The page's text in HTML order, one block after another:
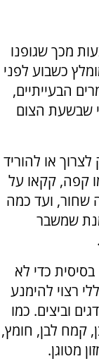
מכך שגופנו
כשבוע לפני
הבעייתיים,
שבשעת הצום
או להוריד
קפה, קקאו על
שחור, ועד כמה
שמשבר
כדי לא
רצוי להימנע
וביצים. כמו
קמח לבן, חומץ,
מטוגן.